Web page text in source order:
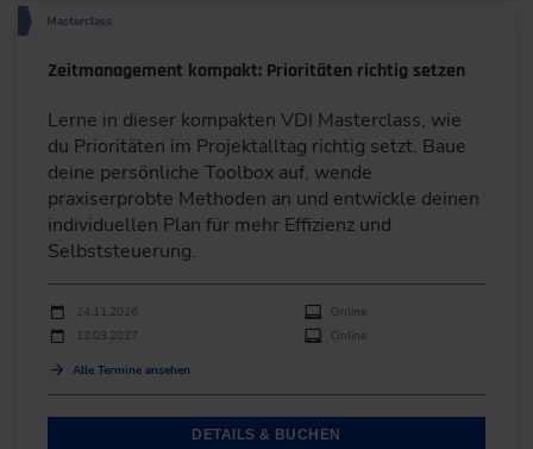
Masterclass
Zeitmanagement kompakt: Prioritäten richtig setzen
Lerne in dieser kompakten VDI Masterclass, wie
du Prioritäten im Projektalltag richtig setzt. Baue
deine persönliche Toolbox auf, wende
praxiserprobte Methoden an und entwickle deinen
individuellen Plan für mehr Effizienz und
Selbststeuerung.
Durchführungen
Veranstaltungsdatum
24.11.2026
Online
12.03.2027
Online
Alle Termine ansehen
DETAILS & BUCHEN